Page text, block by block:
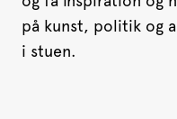
på kunst, politik og
i stuen.